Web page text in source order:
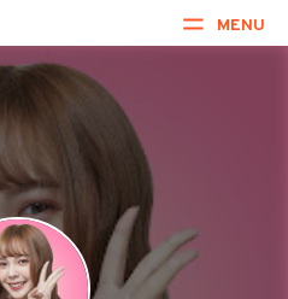
MENU